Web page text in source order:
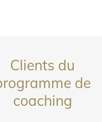
Clients du
de
coaching